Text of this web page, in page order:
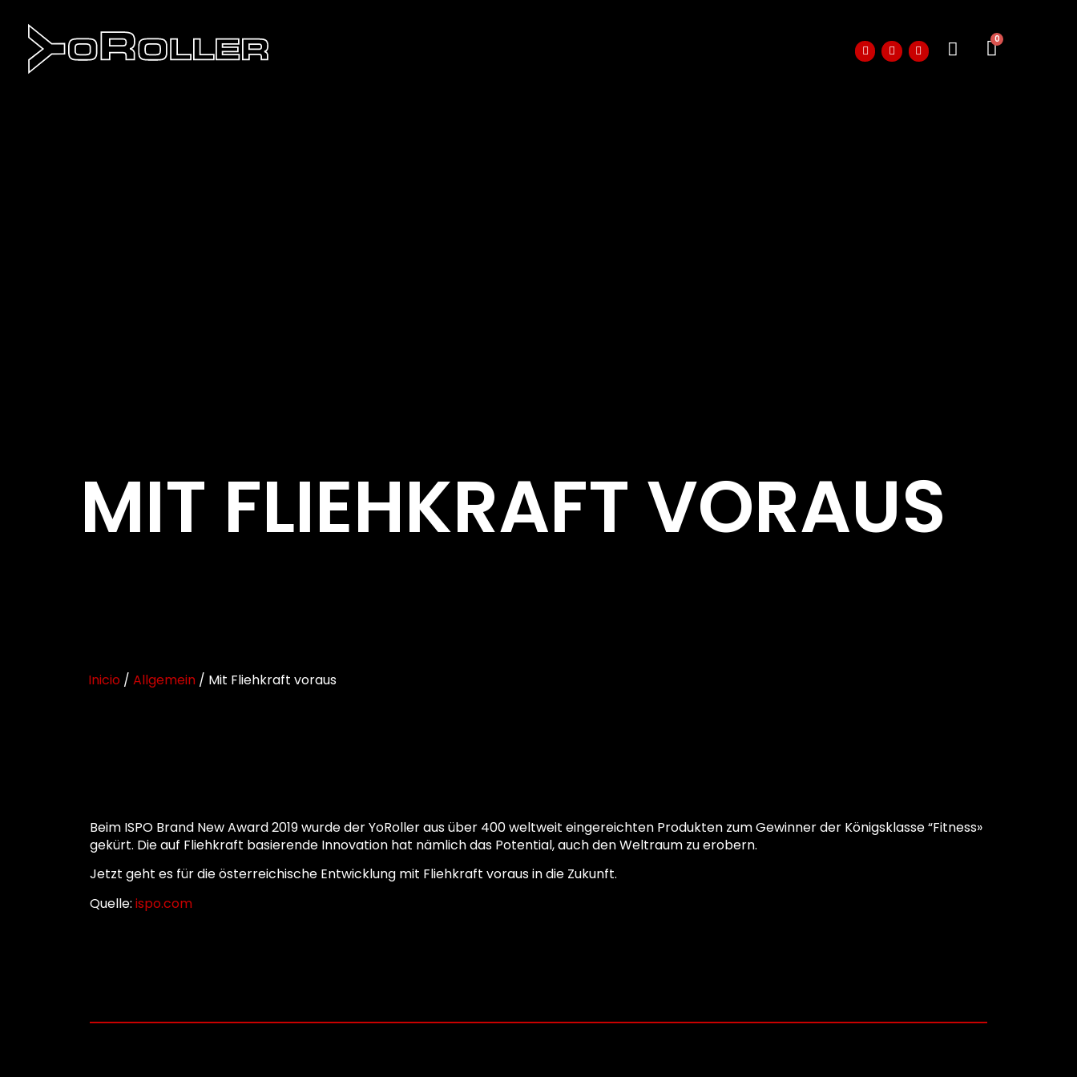
MIT FLIEHKRAFT VORAUS
Inicio / Allgemein / Mit Fliehkraft voraus
Beim ISPO Brand New Award 2019 wurde der YoRoller aus über 400 weltweit eingereichten Produkten zum Gewinner der Königsklasse “Fitness»
gekürt. Die auf Fliehkraft basierende Innovation hat nämlich das Potential, auch den Weltraum zu erobern.
Jetzt geht es für die österreichische Entwicklung mit Fliehkraft voraus in die Zukunft.
Quelle: ispo.com